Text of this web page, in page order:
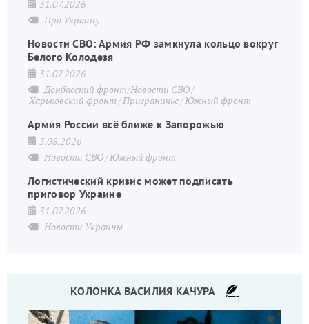
31.07.2026
Про Украину
Новости СВО: Армия РФ замкнула кольцо вокруг
Белого Колодезя
31.07.2026
Донбасский фронт/Новости СВО
Харьковский фронт Приграничье Южный фронт
Армия России всё ближе к Запорожью
3.08.2026
Новости СВО Южный фронт
Логистический кризис может подписать
приговор Украине
31.07.2026
Новости Украины
КОЛОНКА ВАСИЛИЯ КАЧУРА